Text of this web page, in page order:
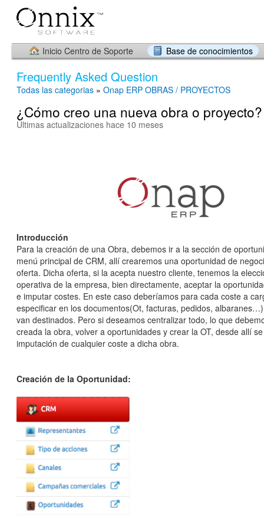
Inicio Centro de Soporte Base de conocimientos
Frequently Asked Question
Todas las categorias » Onap ERP OBRAS / PROYECTOS
¿Cómo creo una nueva obra o proyecto?
Últimas actualizaciones hace 10 meses
Introducción
Para la creación de una Obra, debemos ir a la sección de
menú principal de CRM, allí crearemos una oportunidad de
oferta. Dicha oferta, si la acepta nuestro cliente, tenemos la
operativa de la empresa, bien directamente, aceptar la
e imputar costes. En este caso deberíamos para cada coste a
especificar en los documentos(Ot, facturas, pedidos,
van destinados. Pero si deseamos centralizar todo, lo que
creada la obra, volver a oportunidades y crear la OT, desde allí
imputación de cualquier coste a dicha obra.
Creación de la Oportunidad: